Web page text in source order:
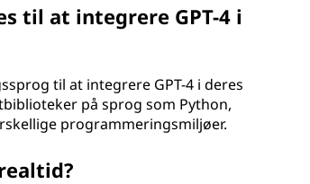
til at integrere GPT-4 i
til at integrere GPT-4 i deres
på sprog som Python,
programmeringsmiljøer.